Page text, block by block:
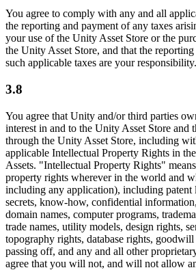
You agree to comply with any and all
the reporting and payment of any taxes
your use of the Unity Asset Store or the
the Unity Asset Store, and that the
such applicable taxes are your responsibility.
3.8
You agree that Unity and/or third parties
interest in and to the Unity Asset Store and
through the Unity Asset Store, including
applicable Intellectual Property Rights in
Assets. "Intellectual Property Rights"
property rights wherever in the world and
including any application), including patent
secrets, know-how, confidential
domain names, computer programs,
trade names, utility models, design rights,
topography rights, database rights,
passing off, and any and all other
agree that you will not, and will not allow